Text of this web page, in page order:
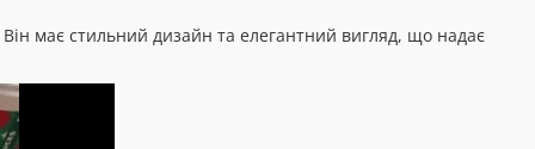
має стильний дизайн та елегантний вигляд, що надає